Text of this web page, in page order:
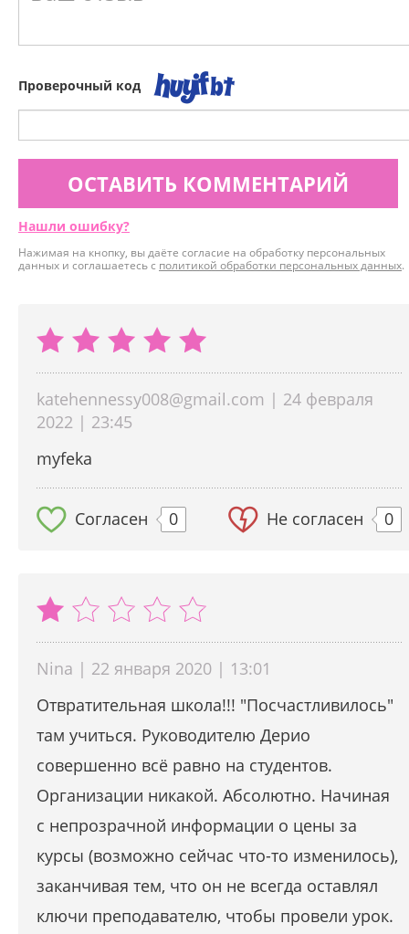
Проверочный код
ОСТАВИТЬ КОММЕНТАРИЙ
Нашли ошибку?
Нажимая на кнопку, вы даёте согласие на обработку персональных
данных и соглашаетесь с политикой обработки персональных данных.
katehennessy008@gmail.com | 24 февраля
2022 | 23:45
myfeka
Согласен 0 Не согласен 0
Nina | 22 января 2020 | 13:01
Отвратительная школа!!! "Посчастливилось"
там учиться. Руководителю Дерио
совершенно всё равно на студентов.
Организации никакой. Абсолютно. Начиная
с непрозрачной информации о цены за
курсы (возможно сейчас что-то изменилось),
заканчивая тем, что он не всегда оставлял
ключи преподавателю, чтобы провели урок.